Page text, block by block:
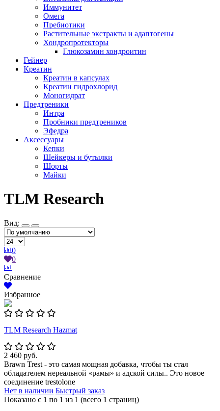
Иммунитет
Омега
Пребиотики
Растительные экстракты и адаптогены
Хондропротекторы
Глюкозамин хондроитин
Гейнер
Креатин
Креатин в капсулах
Креатин гидрохлорид
Моногидрат
Предтреники
Интра
Пробники предтреников
Эфедра
Аксессуары
Кепки
Шейкеры и бутылки
Шорты
Майки
TLM Research
Вид:
0
0
Сравнение
Избранное
TLM Research Hazmat
2 460 руб.
Brawn Trest - это самая мощная добавка, чтобы ты стал
обладателем нереальной «рамы» и адской силы.. Это новое
соединение trestolone
Нет в наличии Быстрый заказ
Показано с 1 по 1 из 1 (всего 1 страниц)